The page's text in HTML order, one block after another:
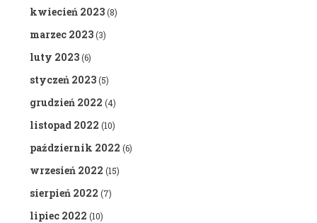
kwiecień 2023(8)
marzec 2023(3)
luty 2023(6)
styczeń 2023(5)
grudzień 2022 (4)
listopad 2022 (10)
październik 2022 (6)
wrzesień 2022 (15)
sierpień 2022 (7)
lipiec 2022 (10)